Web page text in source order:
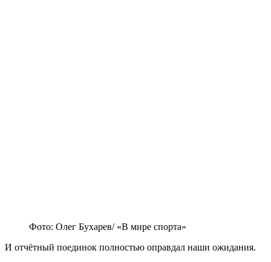
Фото: Олег Бухарев/ «В мире спорта»
И отчётный поединок полностью оправдал наши ожидания.